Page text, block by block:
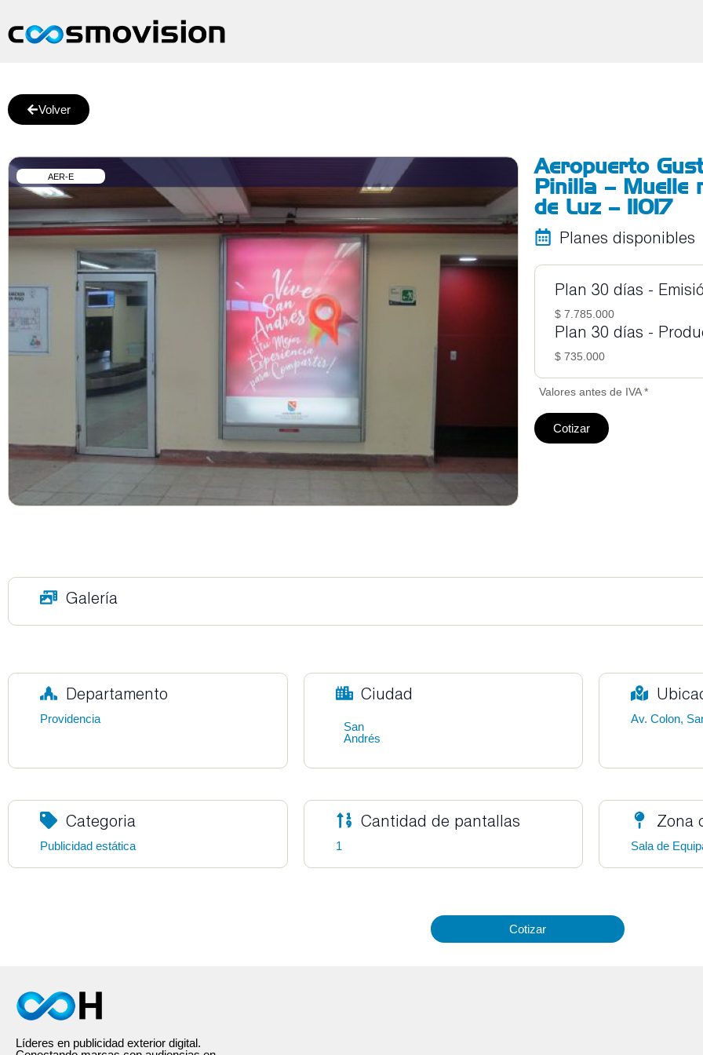
Volver
AER-E
Aeropuerto
Pinilla – Muelle
de Luz – 11017
Planes disponibles
Plan 30 días -
$ 7.785.000
Plan 30 días -
$ 735.000
Valores antes de IVA *
Cotizar
Galería
Departamento
Providencia
Ciudad
San
Andrés
Av. Colon,
Categoria
Publicidad estática
Cantidad de pantallas
1
Zona
Sala de
Cotizar
Líderes en publicidad exterior digital.